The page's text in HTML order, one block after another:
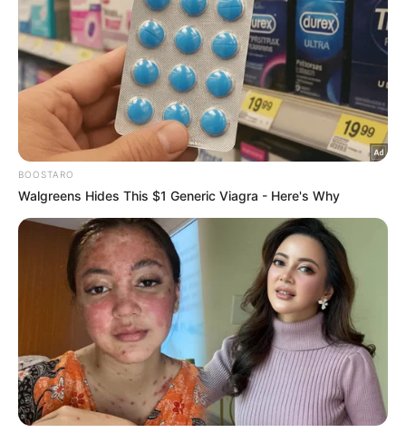
2
‘Tak takut bekerjasama dengan
Aliff, saya pun pendosa’
5 Ogos 2026
Saya jumpa pakar psikiatri,
hadiri sesi kaunseling – Bella
Astillah
4 Ogos 2026
Hubungan dengan adik kembali
bertaut, Ameng jadi perantara –
Syafiq Farhain
4 Ogos 2026
Cik Man kritikal, saluran jantung
tersumbat
5 Ogos 2026